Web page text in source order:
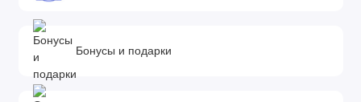
Бонусы и подарки